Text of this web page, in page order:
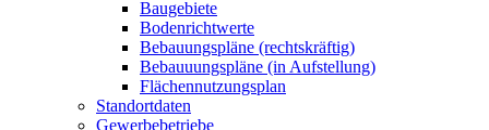
Baugebiete
Bodenrichtwerte
Bebauungspläne (rechtskräftig)
Bebauuungspläne (in Aufstellung)
Flächennutzungsplan
Standortdaten
Gewerbebetriebe